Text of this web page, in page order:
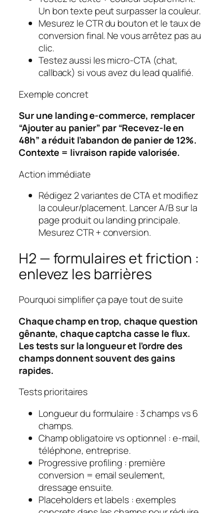
Un bon texte peut surpasser la couleur.
Mesurez leCTR du boutonet letaux de
conversion final. Ne vous arrêtez pas au
clic.
Testez aussi les micro-CTA (chat,
callback) si vous avez du lead qualifié.
Exemple concret
Sur une landing e‑commerce, remplacer
“Ajouter au panier” par “Recevez-le en
48h” a réduit l’abandon de panier de 12%.
Contexte = livraison rapide valorisée.
Action immédiate
Rédigez 2 variantes de CTA et modifiez
la couleur/placement. Lancer A/B sur la
page produit ou landing principale.
Mesurez CTR + conversion.
H2 — formulaires et friction :
enlevez les barrières
Pourquoi simplifier ça paye tout de suite
Chaque champ en trop, chaque question
gênante, chaque captcha casse le flux.
Les tests sur la longueur et l’ordre des
champs donnent souvent des gains
rapides.
Tests prioritaires
Longueur du formulaire : 3 champs vs 6
champs.
Champ obligatoire vs optionnel : e‑mail,
téléphone, entreprise.
Progressive profiling : première
conversion = email seulement,
dressage ensuite.
Placeholders et labels : exemples